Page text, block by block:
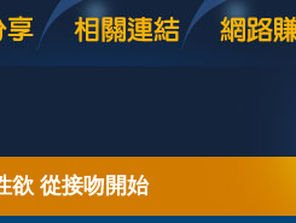
欲 從接吻開始